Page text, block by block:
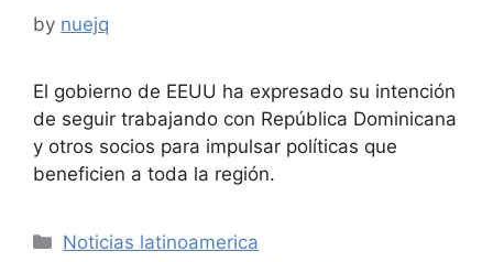
by nuejq
El gobierno de EEUU ha expresado su intención
de seguir trabajando con República Dominicana
y otros socios para impulsar políticas que
beneficien a toda la región.
Categories
Noticias latinoamerica